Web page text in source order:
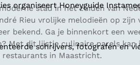
organiseert Honeyguide
schrijvers, fotografen en
stad in het zuiden van
Rieu vrolijke melodieën op zijn
bekend. Ga je binnenkort een
Met dit lijstje culinaire parels kan
in Maastricht.